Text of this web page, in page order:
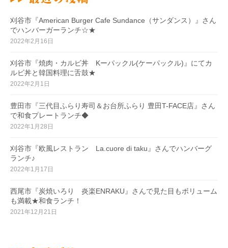
刈谷市『American Burger Cafe Sundance（サンダンス）』さん
でハンバーガーランチ☆★
2022年2月16日
刈谷市『焼肉・カルビ丼 Kーパックル(ケーパックル)』にてカ
ルビ丼と韓国料理に舌鼓★
2022年2月1日
豊田市『三代目ふらり寿司＆お台所ふらり 豊田T-FACE店』さん
で和食プレートランチ◆
2022年1月28日
刈谷市『欧風レストラン La.cuore di taku』さんでハンバーグ
ランチ♪
2022年1月17日
西尾市『炭焼いろり 炎楽ENRAKU』さんで見た目もボリューム
も満載★和食ランチ！
2021年12月21日